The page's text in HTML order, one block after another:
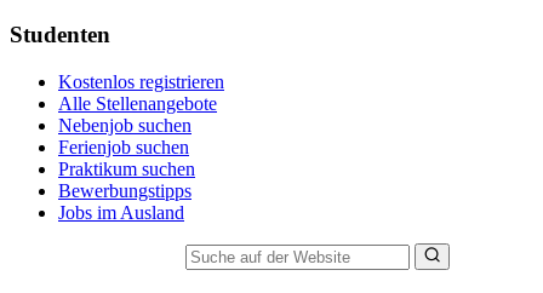
Studenten
Kostenlos registrieren
Alle Stellenangebote
Nebenjob suchen
Ferienjob suchen
Praktikum suchen
Bewerbungstipps
Jobs im Ausland